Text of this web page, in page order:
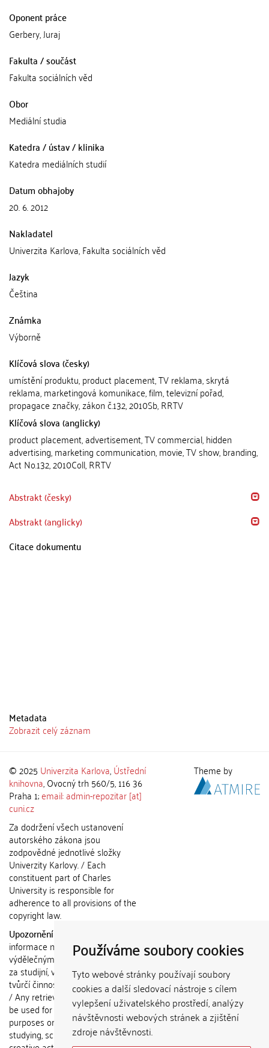
Používáme soubory cookies
Tyto webové stránky používají soubory
cookies a další sledovací nástroje s cílem
vylepšení uživatelského prostředí, analýzy
návštěvnosti webových stránek a zjištění
zdroje návštěvnosti.
Oponent práce
Gerbery, Juraj
Fakulta / součást
Fakulta sociálních věd
Obor
Mediální studia
Katedra / ústav / klinika
Katedra mediálních studií
Datum obhajoby
20. 6. 2012
Nakladatel
Univerzita Karlova, Fakulta sociálních věd
Jazyk
Čeština
Známka
Výborně
Klíčová slova (česky)
umístění produktu, product placement, TV reklama, skrytá
reklama, marketingová komunikace, film, televizní pořad,
propagace značky, zákon č.132, 2010Sb, RRTV
Klíčová slova (anglicky)
product placement, advertisement, TV commercial, hidden
advertising, marketing communication, movie, TV show, branding,
Act No.132, 2010Coll, RRTV
Abstrakt (česky)
Abstrakt (anglicky)
Citace dokumentu
Metadata
Zobrazit celý záznam
© 2025 Univerzita Karlova,Ústřední
knihovna, Ovocný trh 560/5, 116 36
Praha 1;email: admin-repozitar [at]
cuni.cz
Za dodržení všech ustanovení
autorského zákona jsou
zodpovědné jednotlivé složky
Univerzity Karlovy. / Each
constituent part of Charles
University is responsible for
adherence to all provisions of the
copyright law.
Upozornění / Notice:
informace nemohou být použity k
výdělečným účelům nebo vydávány
za studijní, vědeckou nebo jinou
tvůrčí činnost jiné osoby než autora.
/ Any retrieved information shall not
be used for any commercial
purposes or claimed as results of
studying, scientific or any other
Theme by